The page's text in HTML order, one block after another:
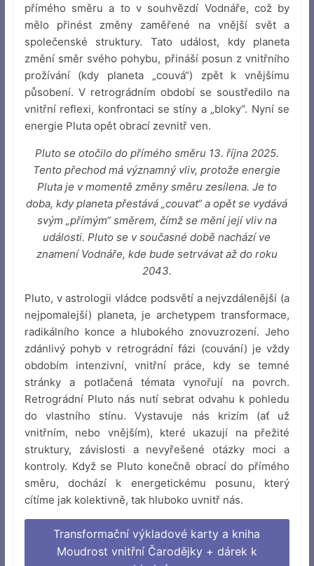
přímého směru a to v souhvězdí Vodnáře, což by
mělo přinést změny zaměřené na vnější svět a
společenské struktury. Tato událost, kdy planeta
změní směr svého pohybu, přináší posun z vnitřního
prožívání (kdy planeta „couvá“) zpět k vnějšímu
působení. V retrográdním období se soustředilo na
vnitřní reflexi, konfrontaci se stíny a „bloky“. Nyní se
energie Pluta opět obrací zevnitř ven.
Pluto se otočilo do přímého směru 13. října 2025.
Tento přechod má významný vliv, protože energie
Pluta je v momentě změny směru zesílena. Je to
doba, kdy planeta přestává „couvat“ a opět se vydává
svým „přímým“ směrem, čímž se mění její vliv na
události. Pluto se v současné době nachází ve
znamení Vodnáře, kde bude setrvávat až do roku
2043.
Pluto, v astrologii vládce podsvětí a nejvzdálenější (a
nejpomalejší) planeta, je archetypem transformace,
radikálního konce a hlubokého znovuzrození. Jeho
zdánlivý pohyb v retrográdní fázi (couvání) je vždy
obdobím intenzivní, vnitřní práce, kdy se temné
stránky a potlačená témata vynořují na povrch.
Retrográdní Pluto nás nutí sebrat odvahu k pohledu
do vlastního stínu. Vystavuje nás krizím (ať už
vnitřním, nebo vnějším), které ukazují na přežité
struktury, závislosti a nevyřešené otázky moci a
kontroly. Když se Pluto konečně obrací do přímého
směru, dochází k energetickému posunu, který
cítíme jak kolektivně, tak hluboko uvnitř nás.
Transformační výkladové karty a kniha
Moudrost vnitřní Čarodějky + dárek k